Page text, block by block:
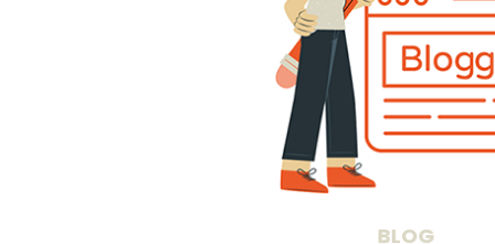
BLOG
relevante for dem, der arbejder med